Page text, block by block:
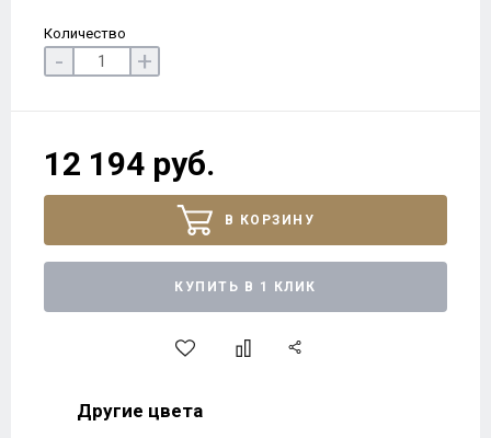
Количество
- +
12 194 руб.
В КОРЗИНУ
КУПИТЬ В 1 КЛИК
Другие цвета